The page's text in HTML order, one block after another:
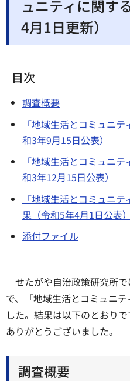
ュニティに関す
4月1日更新）
目次
調査概要
「地域生活とコミュニ
和3年9月15日公表）
「地域生活とコミュニ
和3年12月15日公表）
「地域生活とコミュニ
果（令和5年4月1日公表）
添付ファイル
せたがや自治政策研究所
で、「地域生活とコミュニ
した。結果は以下のとおりで
ありがとうございました。
調査概要